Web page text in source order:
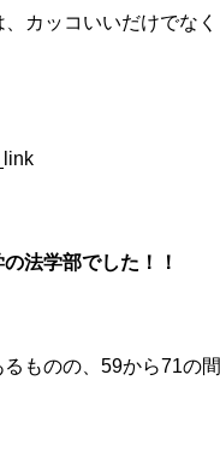
カッコいいだけでなく
法学部でした！！
ものの、59から71の間